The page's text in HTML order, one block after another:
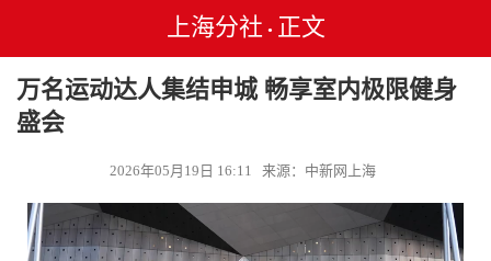
上海分社 • 正文
万名运动达人集结申城 畅享室内极限健身
盛会
2026年05月19日 16:11 来源：中新网上海